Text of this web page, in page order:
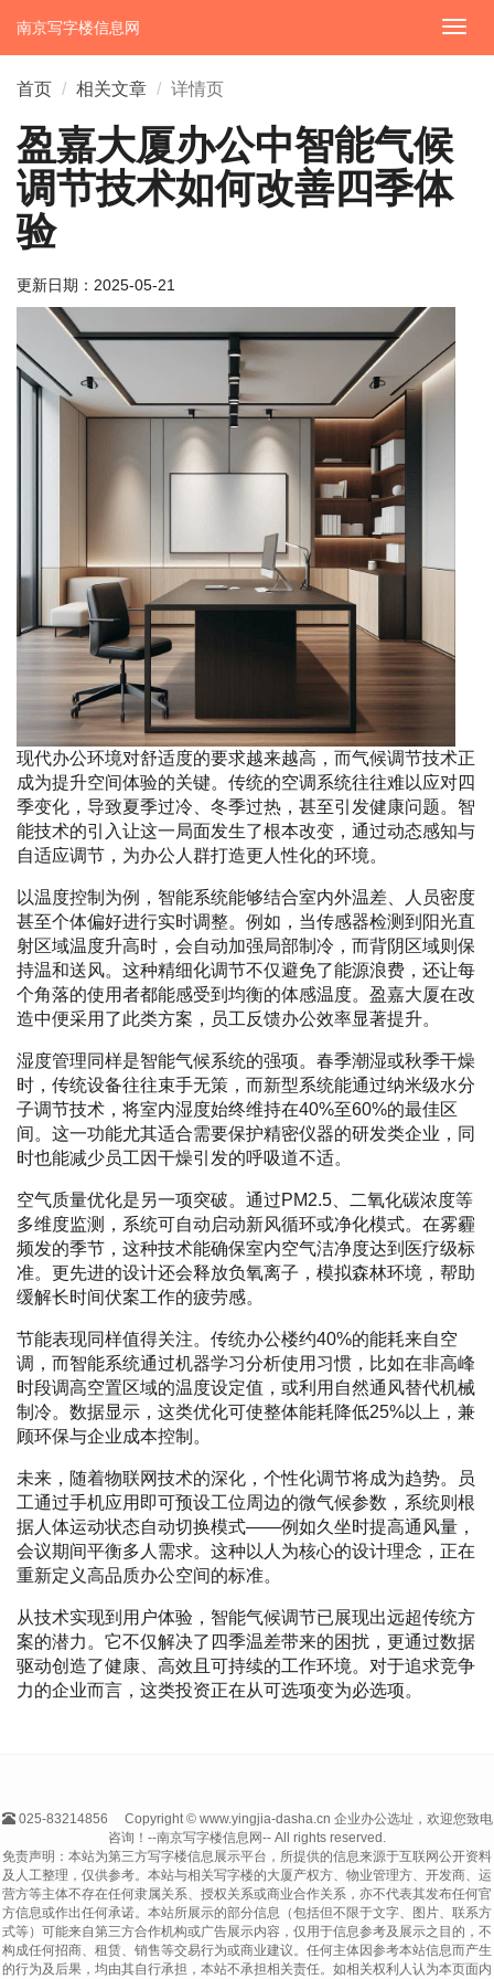
切
换
南京写字楼信息网
首页 相关文章 详情页
盈嘉大厦办公中智能气候
调节技术如何改善四季体
验
更新日期： 2025-05-21
现代办公环境对舒适度的要求越来越高，而气候调节技术正
成为提升空间体验的关键。传统的空调系统往往难以应对四
季变化，导致夏季过冷、冬季过热，甚至引发健康问题。智
能技术的引入让这一局面发生了根本改变，通过动态感知与
自适应调节，为办公人群打造更人性化的环境。
以温度控制为例，智能系统能够结合室内外温差、人员密度
甚至个体偏好进行实时调整。例如，当传感器检测到阳光直
射区域温度升高时，会自动加强局部制冷，而背阴区域则保
持温和送风。这种精细化调节不仅避免了能源浪费，还让每
个角落的使用者都能感受到均衡的体感温度。盈嘉大厦在改
造中便采用了此类方案，员工反馈办公效率显著提升。
湿度管理同样是智能气候系统的强项。春季潮湿或秋季干燥
时，传统设备往往束手无策，而新型系统能通过纳米级水分
子调节技术，将室内湿度始终维持在40%至60%的最佳区
间。这一功能尤其适合需要保护精密仪器的研发类企业，同
时也能减少员工因干燥引发的呼吸道不适。
空气质量优化是另一项突破。通过PM2.5、二氧化碳浓度等
多维度监测，系统可自动启动新风循环或净化模式。在雾霾
频发的季节，这种技术能确保室内空气洁净度达到医疗级标
准。更先进的设计还会释放负氧离子，模拟森林环境，帮助
缓解长时间伏案工作的疲劳感。
节能表现同样值得关注。传统办公楼约40%的能耗来自空
调，而智能系统通过机器学习分析使用习惯，比如在非高峰
时段调高空置区域的温度设定值，或利用自然通风替代机械
制冷。数据显示，这类优化可使整体能耗降低25%以上，兼
顾环保与企业成本控制。
未来，随着物联网技术的深化，个性化调节将成为趋势。员
工通过手机应用即可预设工位周边的微气候参数，系统则根
据人体运动状态自动切换模式——例如久坐时提高通风量，
会议期间平衡多人需求。这种以人为核心的设计理念，正在
重新定义高品质办公空间的标准。
从技术实现到用户体验，智能气候调节已展现出远超传统方
案的潜力。它不仅解决了四季温差带来的困扰，更通过数据
驱动创造了健康、高效且可持续的工作环境。对于追求竞争
力的企业而言，这类投资正在从可选项变为必选项。
025-83214856
Copyright © www.yingjia-dasha.cn 企业办公选址，欢迎您致电
咨询！--南京写字楼信息网-- All rights reserved.
免责声明：本站为第三方写字楼信息展示平台，所提供的信息来源于互联网公开资料
及人工整理，仅供参考。本站与相关写字楼的大厦产权方、物业管理方、开发商、运
营方等主体不存在任何隶属关系、授权关系或商业合作关系，亦不代表其发布任何官
方信息或作出任何承诺。本站所展示的部分信息（包括但不限于文字、图片、联系方
式等）可能来自第三方合作机构或广告展示内容，仅用于信息参考及展示之目的，不
构成任何招商、租赁、销售等交易行为或商业建议。任何主体因参考本站信息而产生
的行为及后果，均由其自行承担，本站不承担相关责任。如相关权利人认为本页面内